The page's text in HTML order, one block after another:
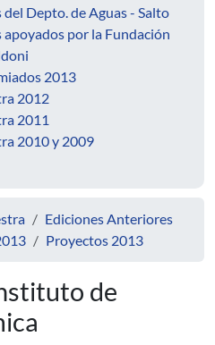
Depto. de Aguas - Salto
apoyados por la Fundación
2013
2012
2011
2010 y 2009
Ediciones Anteriores
Proyectos 2013
de